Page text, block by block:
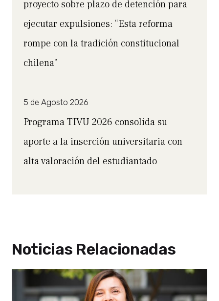
proyecto sobre plazo de detención para
ejecutar expulsiones: “Esta reforma
rompe con la tradición constitucional
chilena”
5 de Agosto 2026
Programa TIVU 2026 consolida su
aporte a la inserción universitaria con
alta valoración del estudiantado
Noticias Relacionadas